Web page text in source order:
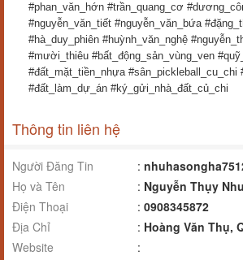
#phan_văn_hớn #trần_quang_cơ
#nguyễn_văn_tiết #nguyễn_văn_bứa
#hà_duy_phiên #huỳnh_văn_nghệ
#mười_thiêu #bất_động_sản_vùng_ven
#đất_mặt_tiền_nhựa #sân_pickleball_cu_chi
#đất_làm_dự_án #ký_gửi_nhà_đất_củ_chi
Thông tin liên hệ
Người Đăng Tin :
Họ và Tên
: Nguyễn Thụy
Điện Thoại
: 0908345872
Địa Chỉ
: Hoàng Văn Thụ,
Website
: